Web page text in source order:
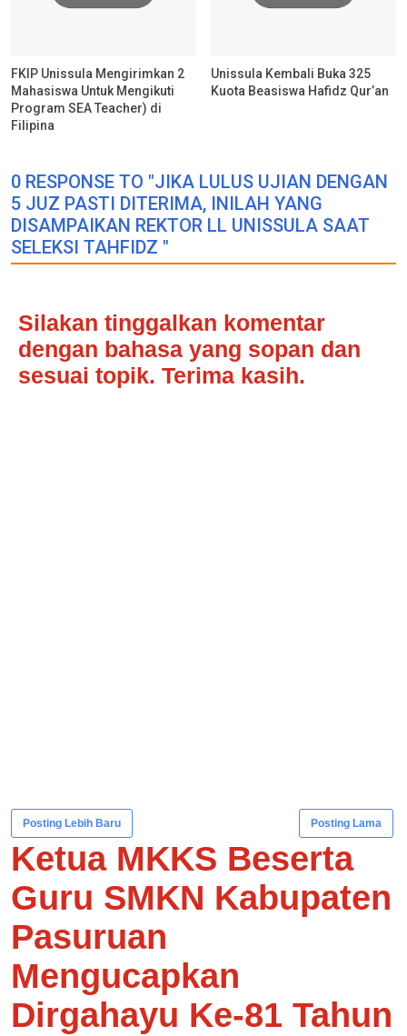
FKIP Unissula Mengirimkan 2
Mahasiswa Untuk Mengikuti
Program SEA Teacher) di
Filipina
Unissula Kembali Buka 325
Kuota Beasiswa Hafidz Qur’an
0 RESPONSE TO "JIKA LULUS UJIAN DENGAN
5 JUZ PASTI DITERIMA, INILAH YANG
DISAMPAIKAN REKTOR LL UNISSULA SAAT
SELEKSI TAHFIDZ "
Silakan tinggalkan komentar
dengan bahasa yang sopan dan
sesuai topik. Terima kasih.
Posting Lebih Baru Posting Lama
Ketua MKKS Beserta
Guru SMKN Kabupaten
Pasuruan
Mengucapkan
Dirgahayu Ke-81 Tahun